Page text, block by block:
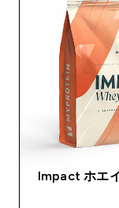
Impact ホエ